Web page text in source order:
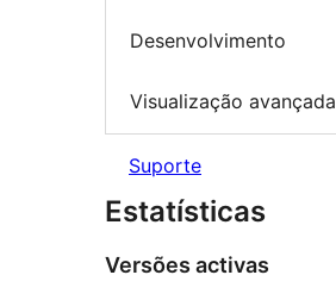
Desenvolvimento
Visualização avançada
Suporte
Estatísticas
Versões activas